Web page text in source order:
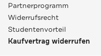
Partnerprogramm
Widerrufsrecht
Studentenvorteil
Kaufvertrag widerrufen